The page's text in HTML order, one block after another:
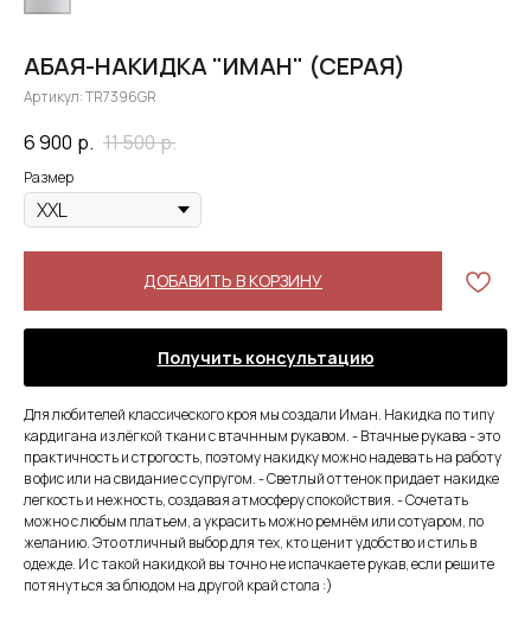
АБАЯ-НАКИДКА "ИМАН" (СЕРАЯ)
Артикул:TR7396GR
6 900 р. 11 500р.
Размер
ДОБАВИТЬ В КОРЗИНУ
Получить консультацию
Для любителей классического кроя мы создали Иман. Накидка по типу
кардигана из лёгкой ткани с втачнным рукавом. - Втачные рукава - это
практичность и строгость, поэтому накидку можно надевать на работу
в офис или на свидание с супругом. - Светлый оттенок придает накидке
легкость и нежность, создавая атмосферу спокойствия. - Сочетать
можно с любым платьем, а украсить можно ремнём или сотуаром, по
желанию. Это отличный выбор для тех, кто ценит удобство и стиль в
одежде. И с такой накидкой вы точно не испачкаете рукав, если решите
потянуться за блюдом на другой край стола :)